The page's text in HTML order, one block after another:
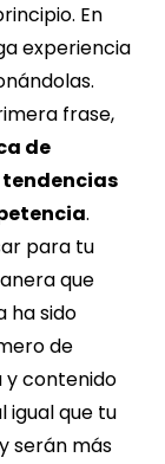
En
experiencia
frase,
de
.
para tu
que
ha sido
de
y contenido
igual que tu
serán más